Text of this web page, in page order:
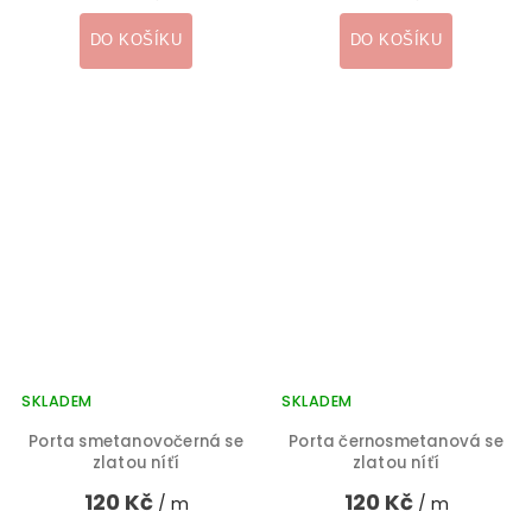
DO KOŠÍKU DO KOŠÍKU
Porta smetanovočerná se
zlatou níťí
SKLADEM
120 Kč / m
Porta černosmetanová se
zlatou níťí
SKLADEM
120 Kč / m